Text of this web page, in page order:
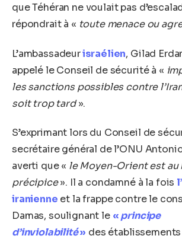
que Téhéran ne voulait pas
répondrait à « toute menace ou
L’ambassadeurisraélien, Gilad
appelé le Conseil de sécurité à «
les sanctions possibles contre
soit trop tard».
S’exprimant lors du Conseil de
secrétaire général de l’ONU
averti que « le Moyen-Orient est au
précipice». Il a condamné à la fois
iranienne et la frappe contre le
Damas, soulignant le «principe
d’inviolabilité» des établissements